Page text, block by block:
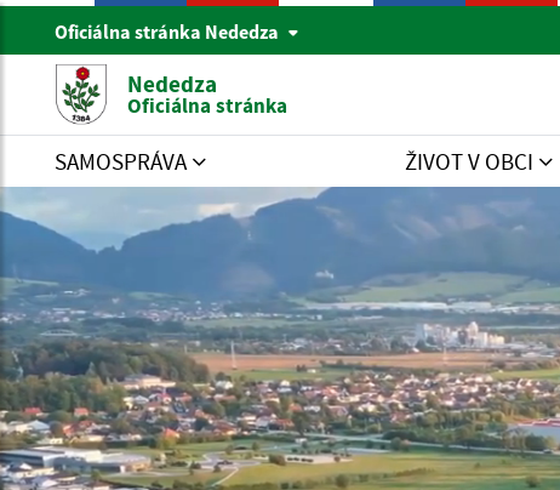
Oficiálna stránka Nededza
Nededza
Oficiálna stránka
SAMOSPRÁVA ŽIVOT V OBCI